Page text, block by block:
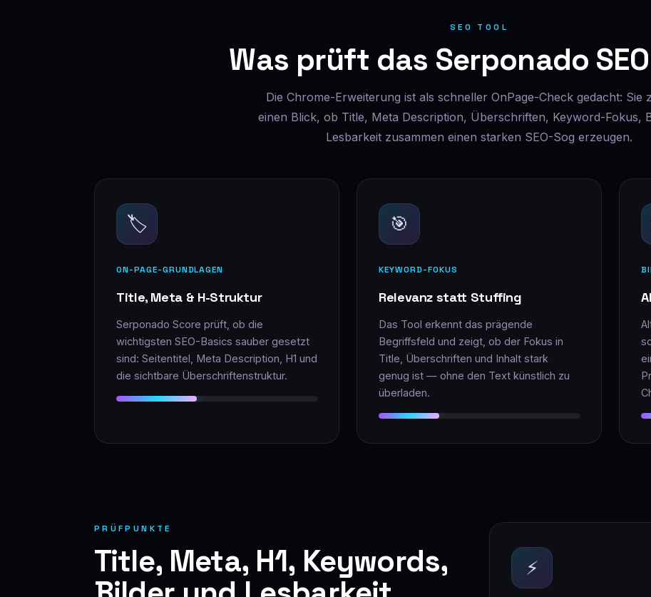
SEO TOOL
Was prüft das Serponado
Die Chrome-Erweiterung ist als schneller OnPage-Check gedacht: Sie
einen Blick, ob Title, Meta Description, Überschriften, Keyword-Fokus,
Lesbarkeit zusammen einen starken SEO-Sog erzeugen.
🏷️
ON-PAGE-GRUNDLAGEN
Title, Meta & H-Struktur
Serponado Score prüft, ob die
wichtigsten SEO-Basics sauber gesetzt
sind: Seitentitel, Meta Description, H1 und
die sichtbare Überschriftenstruktur.
🎯
KEYWORD-FOKUS
Relevanz statt Stuffing
Das Tool erkennt das prägende
Begriffsfeld und zeigt, ob der Fokus in
Title, Überschriften und Inhalt stark
genug ist — ohne den Text künstlich zu
überladen.
PRÜFPUNKTE
Title, Meta, H1, Keywords,
⚡